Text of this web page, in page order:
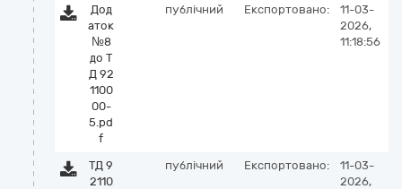
Дод
аток
№8
до Т
Д 92
1100
00-
5.pd
f
публічний Експортовано:
11-03-
2026,
11:18:56
ТД 9
2110
публічний Експортовано:
11-03-
2026,